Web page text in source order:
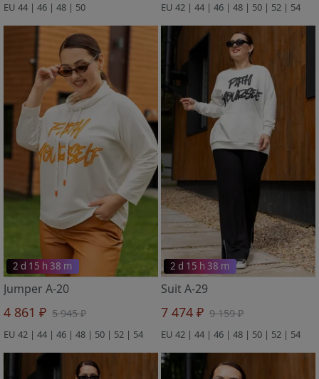
EU 44 | 46 | 48 | 50 EU 42 | 44 | 46 | 48 | 50 | 52 | 54
2 d 15 h 38 m
Jumper A-20
4 861 ₽ 5 945 ₽
EU 42 | 44 | 46 | 48 | 50 | 52 | 54
2 d 15 h 38 m
Suit A-29
7 474 ₽ 9 159 ₽
EU 42 | 44 | 46 | 48 | 50 | 52 | 54